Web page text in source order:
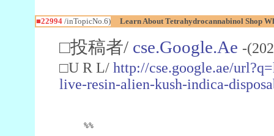
■22994/inTopicNo.6) Learn About Tetrahydrocannabinol Shop
□投稿者/ cse.Google.Ae -
□U R L/ http://cse.google.ae/
live-resin-alien-kush-indica-
%%